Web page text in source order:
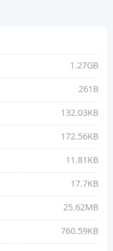
1.27GB
261B
132.03KB
172.56KB
11.81KB
17.7KB
25.62MB
760.59KB